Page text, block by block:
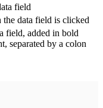
field
data field is clicked
field, added in bold
separated by a colon